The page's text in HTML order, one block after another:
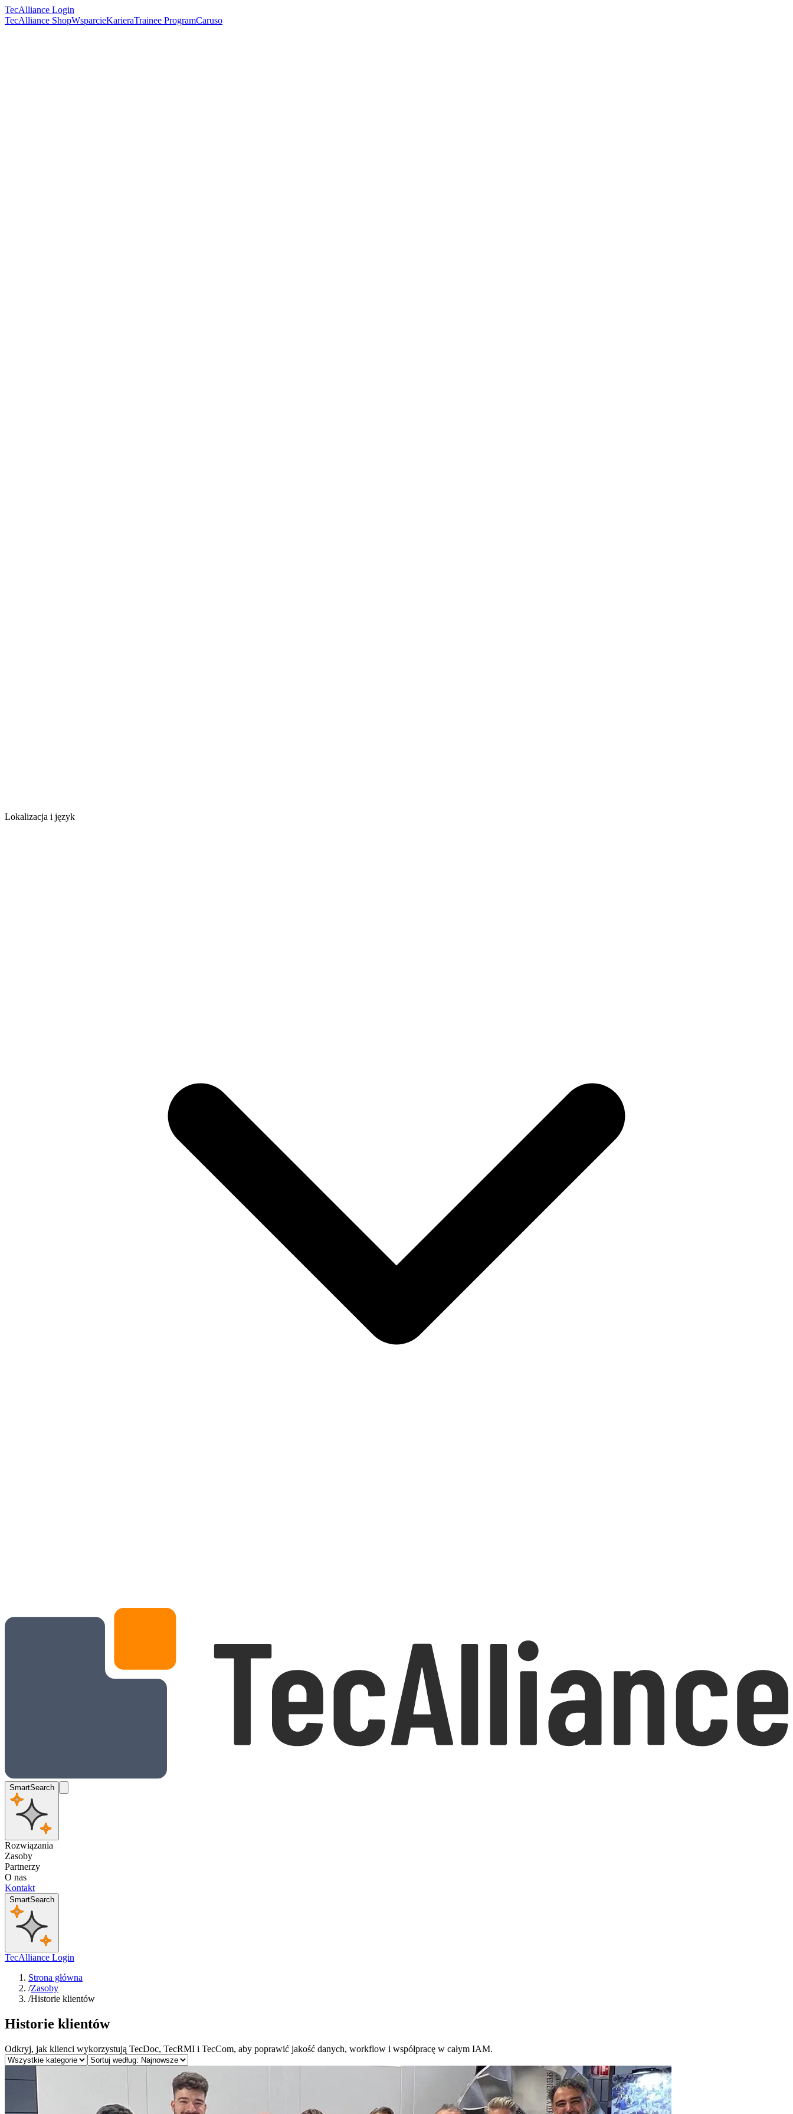
TecAlliance Login
TecAlliance ShopWsparcieKarieraTrainee ProgramCaruso
Lokalizacja i język
SmartSearch
Rozwiązania
Zasoby
Partnerzy
O nas
Kontakt
SmartSearch
TecAlliance Login
Strona główna
/Zasoby
/Historie klientów
Historie klientów
Odkryj, jak klienci wykorzystują TecDoc, TecRMI i TecCom, aby poprawić jakość danych, workflow i współpracę w całym IAM.